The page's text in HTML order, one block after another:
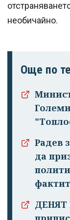
необичайно.
Още по
Радев
да
ДЕНЯТ